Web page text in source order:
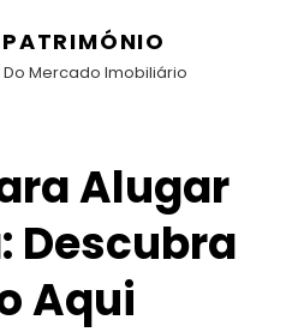
Mercado Imobiliário
Alugar
Descubra
Aqui